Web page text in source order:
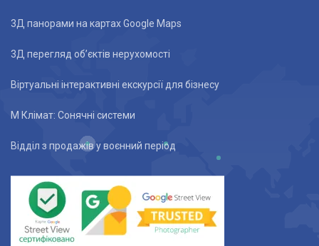
3Д панорами на картах Google Maps
3Д перегляд об’єктів нерухомості
Віртуальні інтерактивні екскурсії для бізнесу
М Клімат: Сонячні системи
Відділ з продажів у воєнний період